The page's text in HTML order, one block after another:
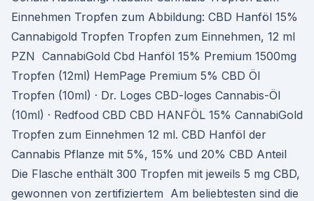
Einnehmen Tropfen zum Abbildung: CBD Hanföl 15%
Cannabigold Tropfen Tropfen zum Einnehmen, 12 ml
PZN CannabiGold Cbd Hanföl 15% Premium 1500mg
Tropfen (12ml) HemPage Premium 5% CBD Öl
Tropfen (10ml) · Dr. Loges CBD-loges Cannabis-Öl
(10ml) · Redfood CBD CBD HANFÖL 15% CannabiGold
Tropfen zum Einnehmen 12 ml. CBD Hanföl der
Cannabis Pflanze mit 5%, 15% und 20% CBD Anteil
Die Flasche enthält 300 Tropfen mit jeweils 5 mg CBD,
gewonnen von zertifiziertem Am beliebtesten sind die